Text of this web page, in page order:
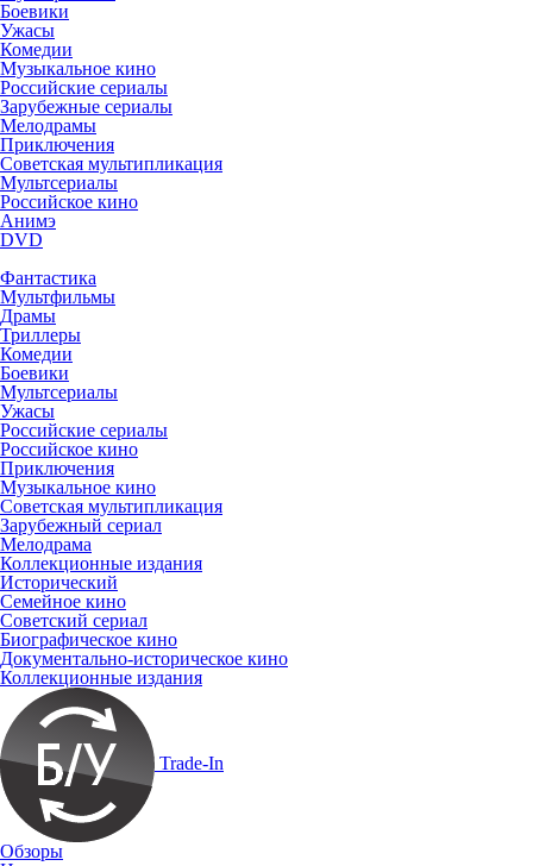
Боевики
Ужасы
Комедии
Музыкальное кино
Российские сериалы
Зарубежные сериалы
Мелодрамы
Приключения
Советская мультипликация
Мультсериалы
Российское кино
Анимэ
DVD
Фантастика
Мультфильмы
Драмы
Триллеры
Комедии
Боевики
Мультсериалы
Ужасы
Российские сериалы
Российское кино
Приключения
Музыкальное кино
Советская мультипликация
Зарубежный сериал
Мелодрама
Коллекционные издания
Исторический
Семейное кино
Советский сериал
Биографическое кино
Документально-историческое кино
Коллекционные издания
Trade-In
Обзоры